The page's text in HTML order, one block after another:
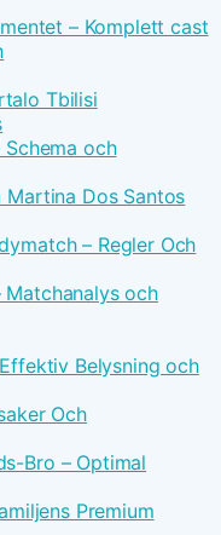
– Komplett cast
Tbilisi
och
Martina Dos Santos
– Regler Och
Matchanalys och
Belysning och
Och
Bro – Optimal
Premium